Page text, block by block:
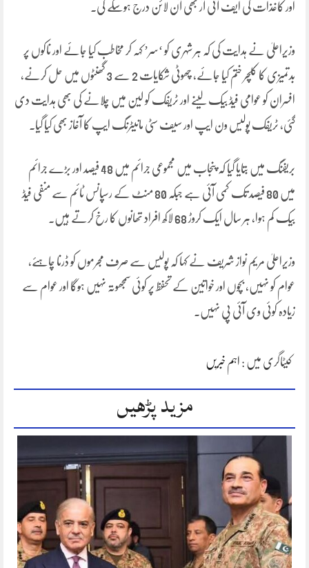
اور کاغذات کی ایف آئی آر بھی آن لائن درج ہوسکے گی۔
وزیراعلیٰ نے ہدایت کی کہ ہر شہری کو ‘سر’ کہہ کر مخاطب کیا جائے اور ناکوں پر
بدتمیزی کا کلچر ختم کیا جائے، چھوٹی شکایات 2 سے 3 گھنٹوں میں حل کرنے،
افسران کو عوامی فیڈ بیک لینے اور ٹریفک کو لین میں چلانے کی بھی ہدایت دی
گئی، ٹریفک پولیس ون ایپ اور سیف سٹی مانیٹرنگ ایپ کا آغاز بھی کیا گیا۔
بریفنگ میں بتایا گیا کہ پنجاب میں مجموعی جرائم میں 48 فیصد اور بڑے جرائم
میں 80 فیصد تک کمی آئی ہے جبکہ 80 منٹ کے رسپانس ٹائم سے منفی فیڈ
بیک کم ہوا، ہر سال ایک کروڑ 68 لاکھ افراد تھانوں کا رخ کرتے ہیں۔
وزیراعلیٰ مریم نواز شریف نے کہا کہ پولیس سے صرف مجرموں کو ڈرنا چاہئے،
عوام کو نہیں، بچوں اور خواتین کے تحفظ پر کوئی سمجھوتہ نہیں ہوگا اور عوام سے
زیادہ کوئی وی آئی پی نہیں۔
کیٹاگری میں : اہم خبریں
مزید پڑھیں